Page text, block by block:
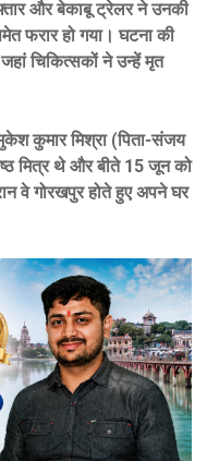
और बेकाबू ट्रेलर ने उनकी
फरार हो गया। घटना की
चिकित्सकों ने उन्हें मृत
कुमार मिश्रा (पिता-संजय
मित्र थे और बीते 15 जून को
वे गोरखपुर होते हुए अपने घर